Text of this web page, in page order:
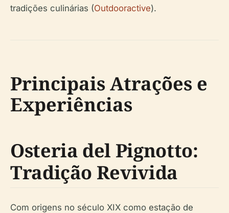
tradições culinárias (Outdooractive).
Principais Atrações e
Experiências
Osteria del Pignotto:
Tradição Revivida
Com origens no século XIX como estação de